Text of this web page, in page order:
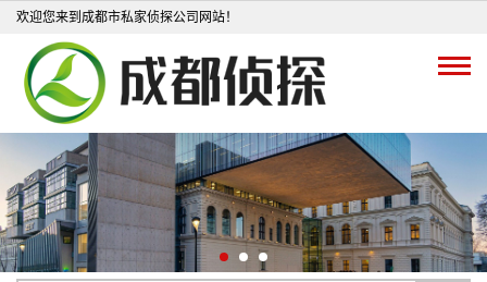
欢迎您来到成都市私家侦探公司网站！